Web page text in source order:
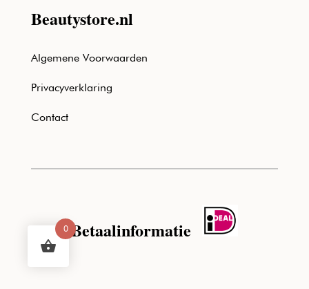
Beautystore.nl
Algemene Voorwaarden
Privacyverklaring
Contact
Betaalinformatie
0